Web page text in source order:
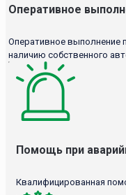
Оперативное
Оперативное выполнение
наличию собственного
Помощь при
Квалифицированная